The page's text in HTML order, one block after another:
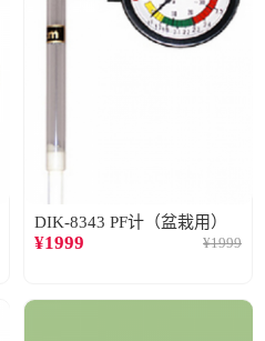
DIK-8343 PF计（盆栽用）
¥1999 ¥1999